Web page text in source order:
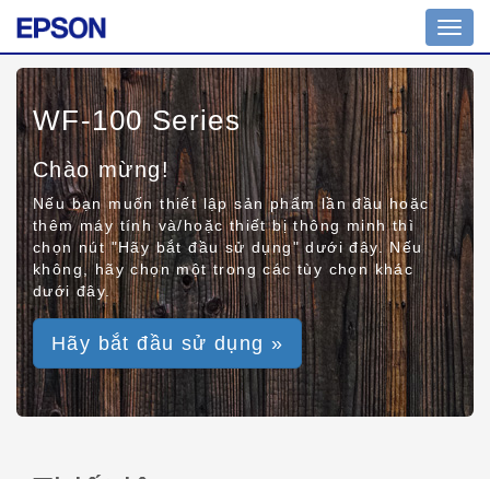
WF-100 Series
Chào mừng!
Nếu bạn muốn thiết lập sản phẩm lần đầu hoặc
thêm máy tính và/hoặc thiết bị thông minh thì
chọn nút "Hãy bắt đầu sử dụng" dưới đây. Nếu
không, hãy chọn một trong các tùy chọn khác
dưới đây.
Hãy bắt đầu sử dụng »